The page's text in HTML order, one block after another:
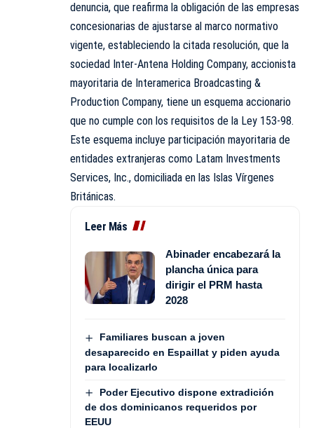
denuncia, que reafirma la obligación de las empresas
concesionarias de ajustarse al marco normativo
vigente, estableciendo la citada resolución, que la
sociedad Inter-Antena Holding Company, accionista
mayoritaria de Interamerica Broadcasting &
Production Company, tiene un esquema accionario
que no cumple con los requisitos de la Ley 153-98.
Este esquema incluye participación mayoritaria de
entidades extranjeras como Latam Investments
Services, Inc., domiciliada en las Islas Vírgenes
Británicas.
Leer Más
Abinader encabezará la
plancha única para
dirigir el PRM hasta
2028
Familiares buscan a joven
desaparecido en Espaillat y piden ayuda
para localizarlo
Poder Ejecutivo dispone extradición
de dos dominicanos requeridos por
EEUU